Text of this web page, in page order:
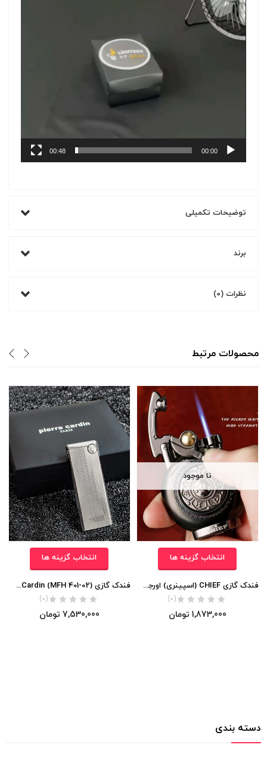
00:00
00:48
توضیحات تکمیلی
برند
نظرات (0)
محصولات مرتبط
نا موجود
انتخاب گزینه ها
فندک گازی CHIEF (اسپینری) اورجینال
(0)
1,873,000 تومان
انتخاب گزینه ها
فندک گازی Pierre Cardin (MFH 401-02) اورجینال
(0)
7,530,000 تومان
دسته بندی